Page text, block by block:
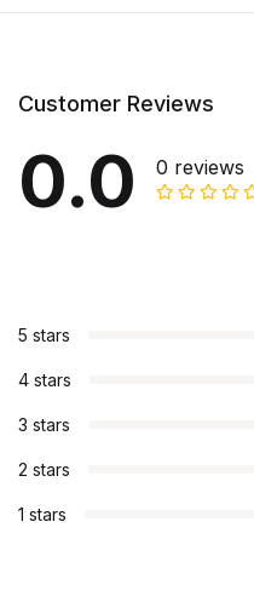
Customer Reviews
0.0 0 reviews
5 stars
4 stars
3 stars
2 stars
1 stars